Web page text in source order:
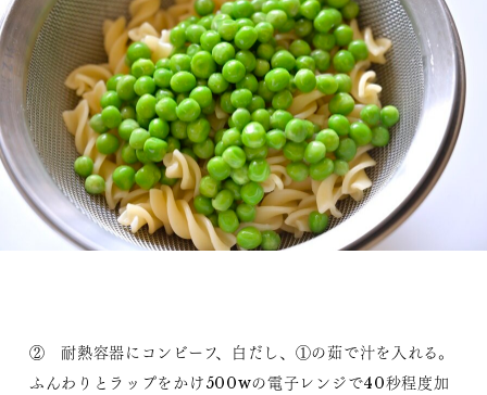
② 耐熱容器にコンビーフ、白だし、①の茹で汁を入れる。
ふんわりとラップをかけ500wの電子レンジで40秒程度加